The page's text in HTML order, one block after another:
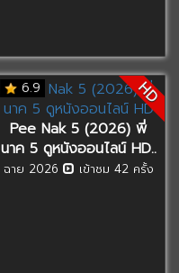
6.9 HD
Pee Nak 5 (2026) พี่
นาค 5 ดูหนังออนไลน์ HD..
ฉาย 2026 เข้าชม 42 ครั้ง